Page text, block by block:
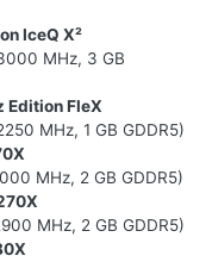
IceQ X²
MHz, 3 GB
Edition FleX
MHz, 1 GB GDDR5)
MHz, 2 GB GDDR5)
MHz, 2 GB GDDR5)